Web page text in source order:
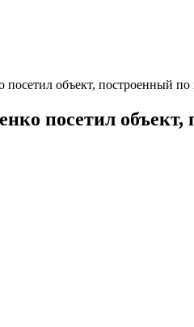
посетил объект, построенный
посетил